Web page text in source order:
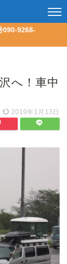
090-9268-
へ！車中
2019年1月13日